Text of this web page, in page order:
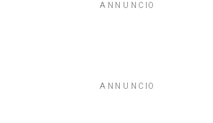
ANNUNCIO
ANNUNCIO